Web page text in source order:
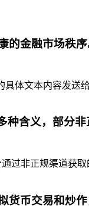
金融市场秩
体文本内容发送
含义，部分
过非正规渠道获
币交易和炒